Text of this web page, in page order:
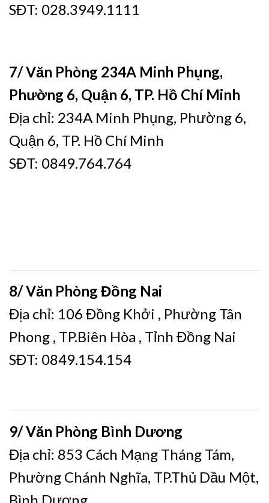
SĐT: 028.3949.1111
7/ Văn Phòng 234A Minh Phụng,
Phường 6, Quận 6, TP. Hồ Chí Minh
Địa chỉ: 234A Minh Phụng, Phường 6,
Quận 6, TP. Hồ Chí Minh
SĐT: 0849.764.764
8/ Văn Phòng Đồng Nai
Địa chỉ: 106 Đồng Khởi , Phường Tân
Phong , TP.Biên Hòa , Tỉnh Đồng Nai
SĐT: 0849.154.154
9/ Văn Phòng Bình Dương
Địa chỉ: 853 Cách Mạng Tháng Tám,
Phường Chánh Nghĩa, TP.Thủ Dầu Một,